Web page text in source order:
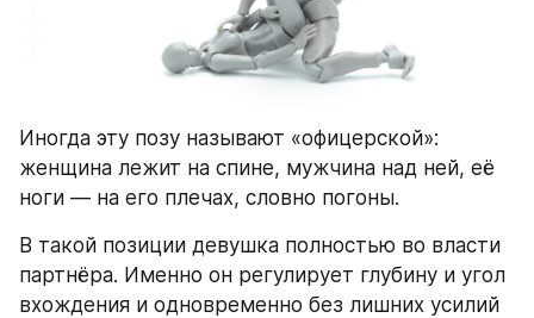
Иногда эту позу называют «офицерской»:
женщина лежит на спине, мужчина над ней, её
ноги — на его плечах, словно погоны.
В такой позиции девушка полностью во власти
партнёра. Именно он регулирует глубину и угол
вхождения и одновременно без лишних усилий